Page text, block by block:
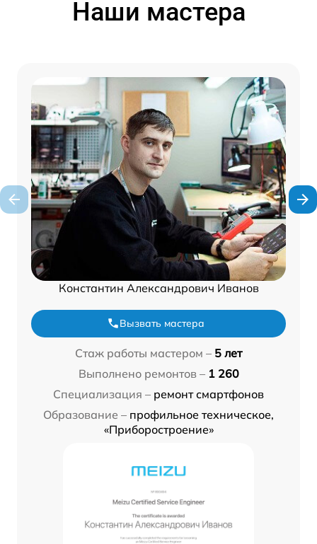
Наши мастера
Константин Александрович Иванов
Вызвать мастера
Стаж работы мастером – 5 лет
Выполнено ремонтов – 1 260
Специализация – ремонт смартфонов
Образование – профильное техническое,
«Приборостроение»